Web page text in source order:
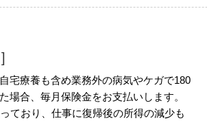
宅療養も含め業務外の病気やケガで180
場合、毎月保険金をお支払いします。
ており、仕事に復帰後の所得の減少も